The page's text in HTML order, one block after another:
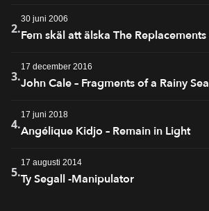
2.
30 juni 2006
Fem skäl att älska The Replacements
3.
17 december 2016
John Cale – Fragments of a Rainy
4.
17 juni 2018
Angélique Kidjo – Remain in Light
5.
17 augusti 2014
Ty Segall -Manipulator